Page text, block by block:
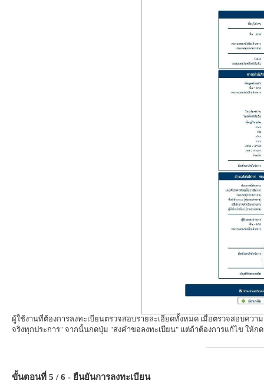
ผู้ใช้งานที่ต้องการลงทะเบียนตรวจสอบรายละเอียดทั้งหมด เมื่อตรวจสอบค
จริงทุกประการ" จากนั้นกดปุ่ม "ส่งคำขอลงทะเบียน" แต่ถ้าต้องการแก้ไข ให้ก
ขั้นตอนที่ 5 / 6 - ยืนยันการลงทะเบียน